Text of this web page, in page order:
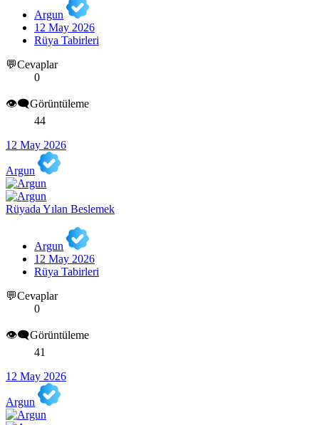
Argun
12 May 2026
Rüya Tabirleri
💬Cevaplar
0
👁️‍🗨️Görüntüleme
44
12 May 2026
Argun
Rüyada Yılan Beslemek
Argun
12 May 2026
Rüya Tabirleri
💬Cevaplar
0
👁️‍🗨️Görüntüleme
41
12 May 2026
Argun